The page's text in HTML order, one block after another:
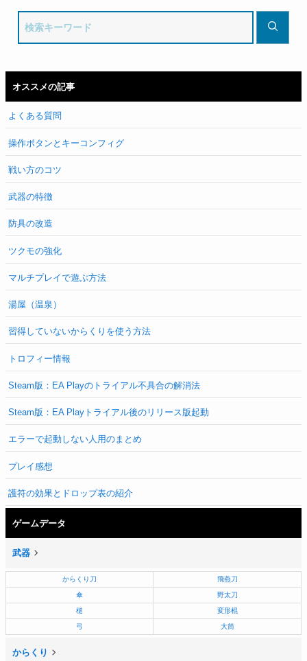
オススメの記事
よくある質問
操作ボタンとキーコンフィグ
戦い方のコツ
武器の特徴
防具の改造
ツクモの強化
マルチプレイで遊ぶ方法
湯屋（温泉）
習得していないからくりを使う方法
トロフィー情報
Steam版：EA Playのトライアル不具合の解消法
Steam版：EA Playトライアル後のリリース版起動
エラーで起動しない人用のまとめ
プレイ感想
護符の効果とドロップ表の紹介
ゲームデータ
武器
からくり刀 飛燕刀
傘 野太刀
槌 変形棍
弓 大筒
からくり